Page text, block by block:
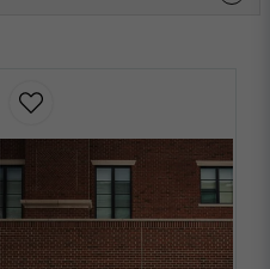
Hämta